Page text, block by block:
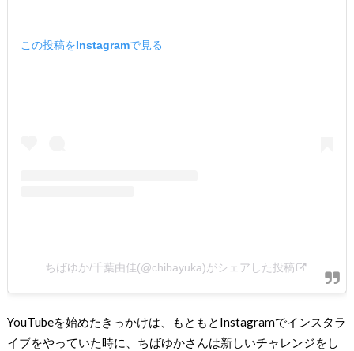
この投稿をInstagramで見る
ちばゆか/千葉由佳(@chibayuka)がシェアした投稿
YouTubeを始めたきっかけは、もともとInstagramでインスタラ
イブをやっていた時に、ちばゆかさんは新しいチャレンジをし